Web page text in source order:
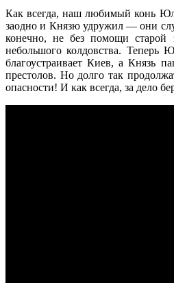
Как всегда, наш любимый конь
заодно и Князю удружил — они
конечно, не без помощи
небольшого колдовства. Теперь
благоустраивает Киев, а Князь
престолов. Но долго так
опасности! И как всегда, за дело